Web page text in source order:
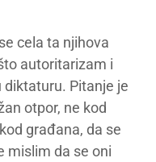
cela ta njihova
autoritarizam i
Pitanje je
otpor, ne kod
građana, da se
mislim da se oni